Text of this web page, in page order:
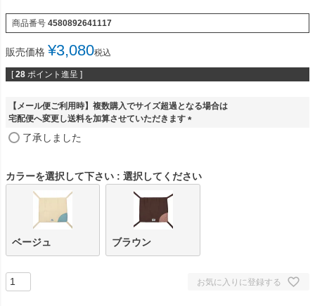
商品番号 4580892641117
販売価格 ¥3,080税込
[ 28 ポイント進呈 ]
【メール便ご利用時】複数購入でサイズ超過となる場合は
宅配便へ変更し送料を加算させていただきます
)
了承しました
カラーを選択して下さい 選択してください
ベージュ ブラウン
お気に入りに登録する